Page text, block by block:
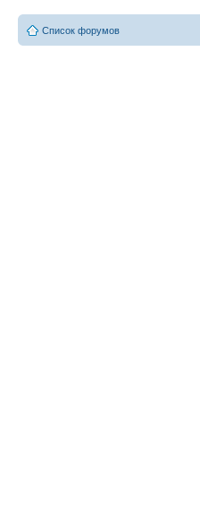
Список форумов